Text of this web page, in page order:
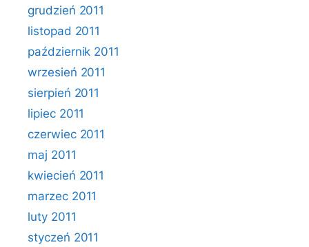
grudzień 2011
listopad 2011
październik 2011
wrzesień 2011
sierpień 2011
lipiec 2011
czerwiec 2011
maj 2011
kwiecień 2011
marzec 2011
luty 2011
styczeń 2011